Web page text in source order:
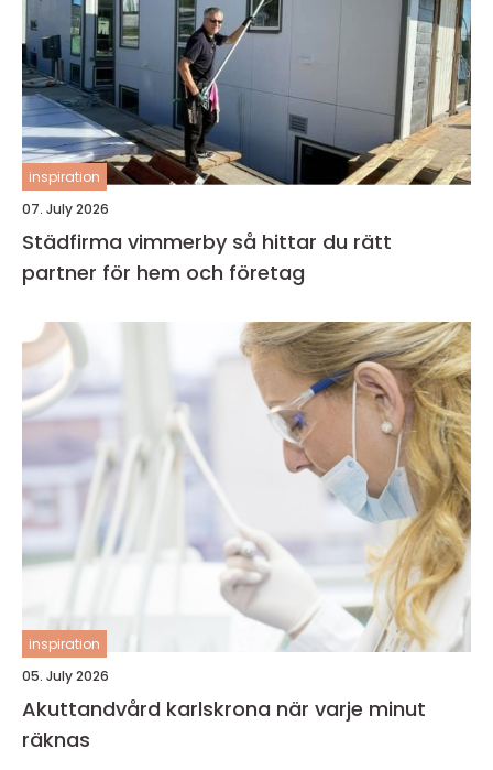
inspiration
07. July 2026
Städfirma vimmerby så hittar du rätt
partner för hem och företag
inspiration
05. July 2026
Akuttandvård karlskrona när varje minut
räknas